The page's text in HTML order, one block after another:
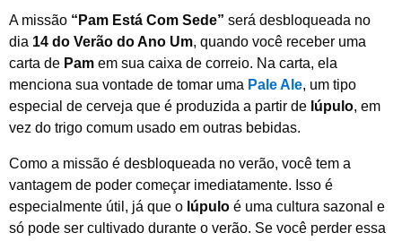
A missão “Pam Está Com Sede” será desbloqueada no
dia 14 do Verão do Ano Um, quando você receber uma
carta de Pam em sua caixa de correio. Na carta, ela
menciona sua vontade de tomar uma Pale Ale, um tipo
especial de cerveja que é produzida a partir de lúpulo, em
vez do trigo comum usado em outras bebidas.
Como a missão é desbloqueada no verão, você tem a
vantagem de poder começar imediatamente. Isso é
especialmente útil, já que o lúpulo é uma cultura sazonal e
só pode ser cultivado durante o verão. Se você perder essa